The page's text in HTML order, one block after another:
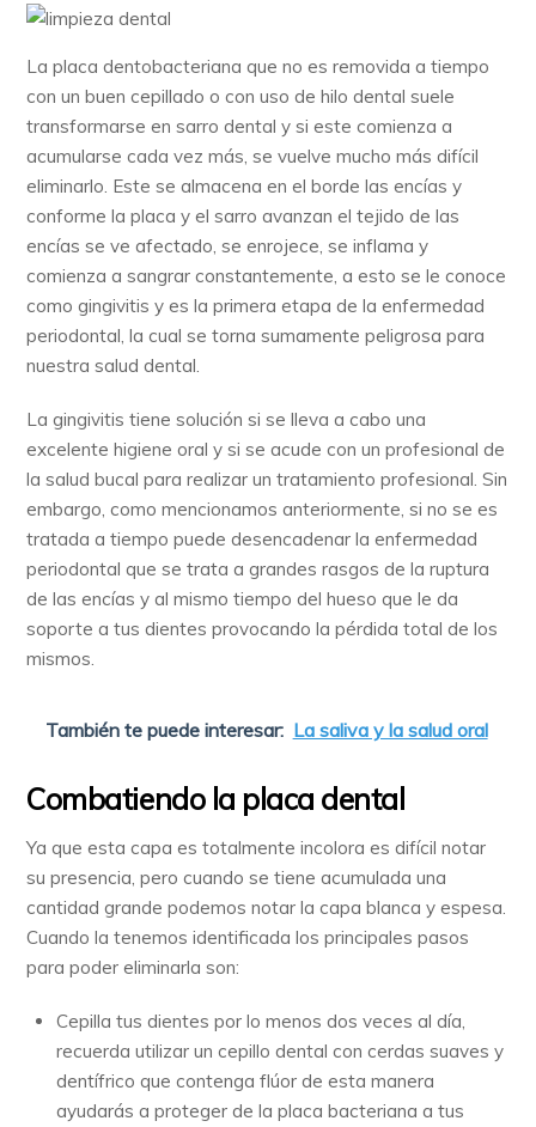
La placa dentobacteriana que no es removida a tiempo
con un buen cepillado o con uso de hilo dental suele
transformarse en sarro dental y si este comienza a
acumularse cada vez más, se vuelve mucho más difícil
eliminarlo. Este se almacena en el borde las encías y
conforme la placa y el sarro avanzan el tejido de las
encías se ve afectado, se enrojece, se inflama y
comienza a sangrar constantemente, a esto se le conoce
como gingivitis y es la primera etapa de la enfermedad
periodontal, la cual se torna sumamente peligrosa para
nuestra salud dental.
La gingivitis tiene solución si se lleva a cabo una
excelente higiene oral y si se acude con un profesional de
la salud bucal para realizar un tratamiento profesional. Sin
embargo, como mencionamos anteriormente, si no se es
tratada a tiempo puede desencadenar la enfermedad
periodontal que se trata a grandes rasgos de la ruptura
de las encías y al mismo tiempo del hueso que le da
soporte a tus dientes provocando la pérdida total de los
mismos.
También te puede interesar: La saliva y la salud oral
Combatiendo la placa dental
Ya que esta capa es totalmente incolora es difícil notar
su presencia, pero cuando se tiene acumulada una
cantidad grande podemos notar la capa blanca y espesa.
Cuando la tenemos identificada los principales pasos
para poder eliminarla son:
Cepilla tus dientes por lo menos dos veces al día,
recuerda utilizar un cepillo dental con cerdas suaves y
dentífrico que contenga flúor de esta manera
ayudarás a proteger de la placa bacteriana a tus